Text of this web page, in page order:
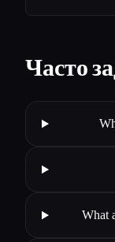
Часто
What